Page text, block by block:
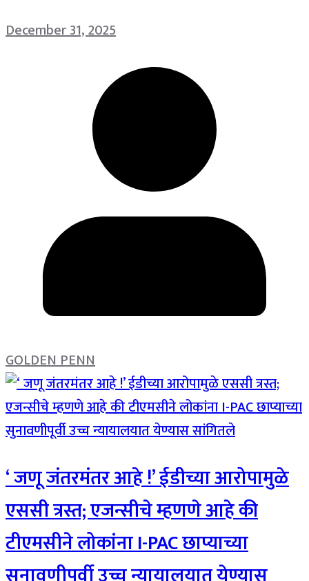
December 31, 2025
GOLDEN PENN
‘ जणू जंतरमंतर आहे !’ ईडीच्या आरोपामुळे
एससी त्रस्त; एजन्सीचे म्हणणे आहे की
टीएमसीने लोकांना I-PAC छाप्याच्या